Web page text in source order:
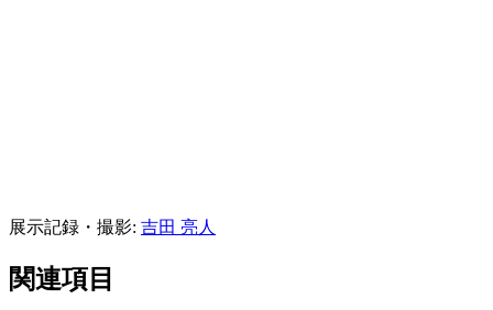
展示記録・撮影: 吉田 亮人
関連項目